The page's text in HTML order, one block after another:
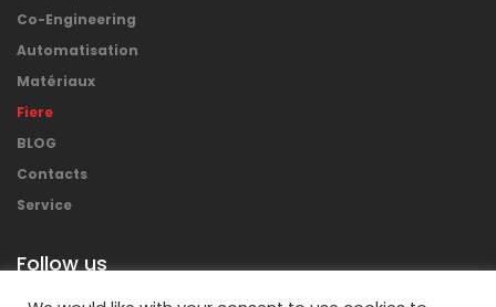
Co-Engineering
Automatisation
Matériaux
Fiere
BLOG
Contacts
Service
Follow us